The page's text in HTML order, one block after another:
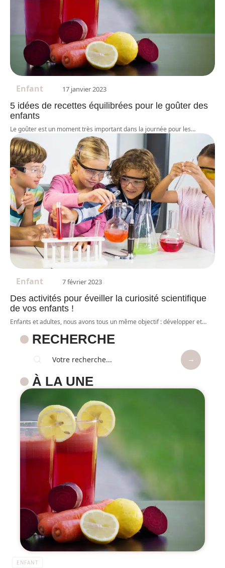
Enfant 17 janvier 2023
5 idées de recettes équilibrées pour le goûter des
enfants
Le goûter est un moment très important dans la journée pour les…
Enfant 7 février 2023
Des activités pour éveiller la curiosité scientifique
de vos enfants !
Enfants et adultes, nous avons tous un même objectif : développer et…
RECHERCHE
À LA UNE
ENFANT